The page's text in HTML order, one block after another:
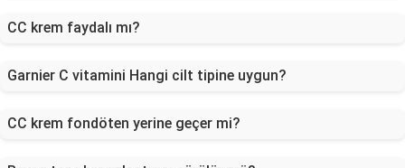
CC krem faydalı mı?
Garnier C vitamini Hangi cilt tipine uygun?
CC krem fondöten yerine geçer mi?